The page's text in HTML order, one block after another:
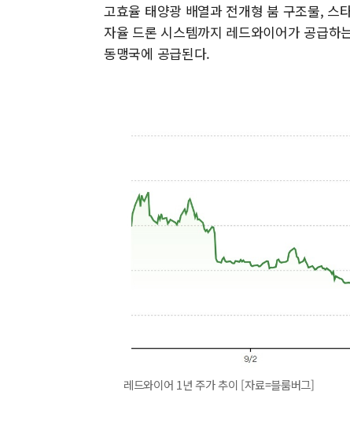
고효율 태양광 배열과 전개형 붐 구조물, 스
자율 드론 시스템까지 레드와이어가 공급
동맹국에 공급된다.
레드와이어 1년 주가 추이 [자료=블룸버그]